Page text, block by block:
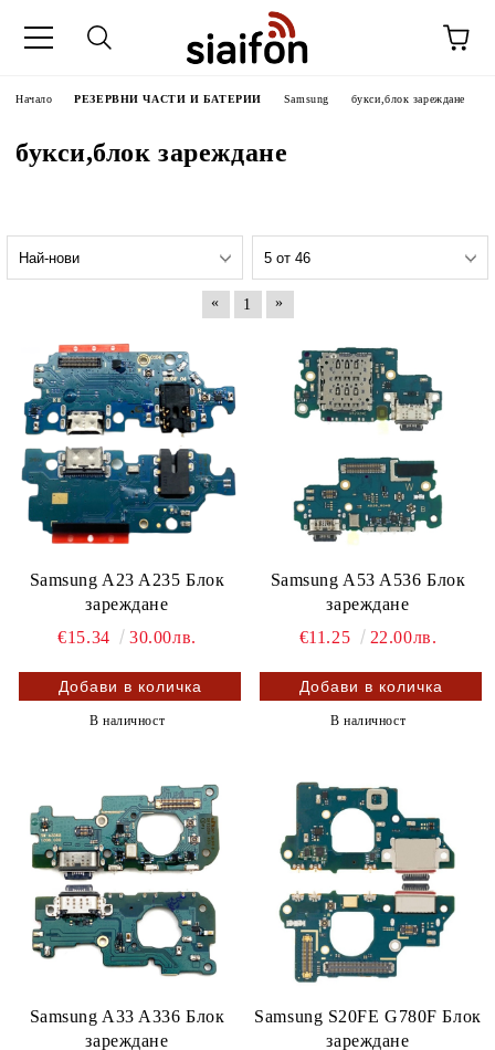
Начало РЕЗЕРВНИ ЧАСТИ И БАТЕРИИ Samsung букси,блок зареждане
букси,блок зареждане
« 1 »
Samsung A23 A235 Блок
зареждане
€15.34
30.00лв.
В наличност
Samsung A53 A536 Блок
зареждане
€11.25
22.00лв.
В наличност
Samsung A33 A336 Блок
зареждане
Samsung S20FE G780F Блок
зареждане